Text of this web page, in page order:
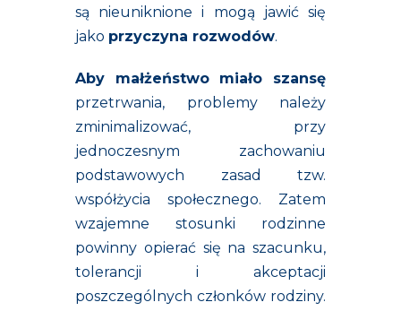
są nieuniknione i mogą jawić się
jako przyczyna rozwodów.
Aby małżeństwo miało szansę
przetrwania, problemy należy
zminimalizować, przy
jednoczesnym zachowaniu
podstawowych zasad tzw.
współżycia społecznego. Zatem
wzajemne stosunki rodzinne
powinny opierać się na szacunku,
tolerancji i akceptacji
poszczególnych członków rodziny.